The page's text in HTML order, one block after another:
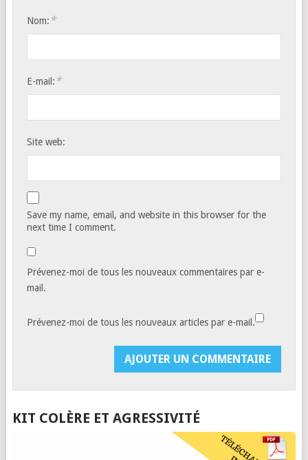
Nom: *
E-mail: *
Site web:
Save my name, email, and website in this browser for the
next time I comment.
Prévenez-moi de tous les nouveaux commentaires par e-
mail.
Prévenez-moi de tous les nouveaux articles par e-mail.
KIT COLÈRE ET AGRESSIVITÉ